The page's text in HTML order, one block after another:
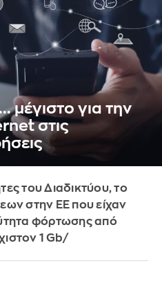
μέγιστο για την
στις
του Διαδικτύου, το
στην ΕΕ που είχαν
φόρτωσης από
1 Gb/